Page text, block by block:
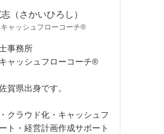
（さかいひろし）
ャッシュフローコーチ®
事務所
ャッシュフローコーチ®
賀県出身です。
クラウド化・キャッシュフ
ト・経営計画作成サポート